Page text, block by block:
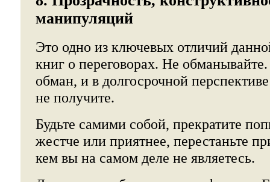
манипуляций
Это одно из ключевых отличий
книг о переговорах. Не
обман, и в долгосрочной
не получите.
Будьте самими собой, прекратите
жестче или приятнее, перестаньте
кем вы на самом деле не являетесь.